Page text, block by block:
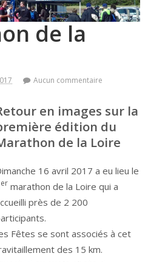
de la
Aucun commentaire
en images sur la
édition du
de la Loire
16 avril 2017 a eu lieu le
er marathon de la Loire qui a
près de 2 200
Fêtes se sont associés à cet
des 15 km.